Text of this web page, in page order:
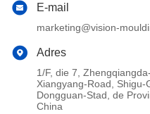
E-mail
marketing@vision-
Adres
1/F, die 7,
Xiangyang-Road, Shigu-
Dongguan-Stad, de
China